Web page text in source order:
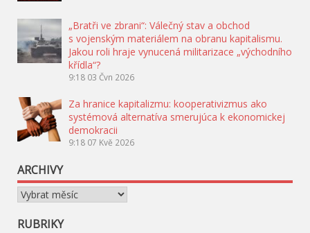
„Bratři ve zbrani“: Válečný stav a obchod
s vojenským materiálem na obranu kapitalismu.
Jakou roli hraje vynucená militarizace „východního
křídla“?
9:18 03 Čvn 2026
Za hranice kapitalizmu: kooperativizmus ako
systémová alternatíva smerujúca k ekonomickej
demokracii
9:18 07 Kvě 2026
ARCHIVY
Archivy
RUBRIKY